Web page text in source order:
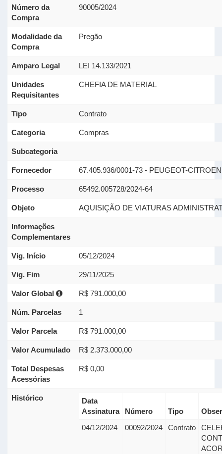
Número da
Compra
90005/2024
Modalidade da
Compra
Pregão
Amparo Legal LEI 14.133/2021
Unidades
Requisitantes
CHEFIA DE MATERIAL
Tipo Contrato
Categoria Compras
Subcategoria
Fornecedor 67.405.936/0001-73 - PEUGEOT-
Processo 65492.005728/2024-64
Objeto AQUISIÇÃO DE VIATURAS
Informações
Complementares
Vig. Início 05/12/2024
Vig. Fim 29/11/2025
Valor Global R$ 791.000,00
Núm. Parcelas 1
Valor Parcela R$ 791.000,00
Valor Acumulado R$ 2.373.000,00
Total Despesas
Acessórias
R$ 0,00
Histórico
Data
Assinatura
Número Tipo
04/12/2024
00092/2024 Contrato